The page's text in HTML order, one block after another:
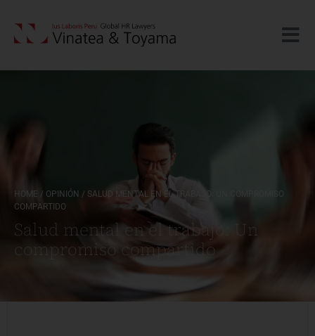
HOME / OPINIÓN / SALUD MENTAL EN EL TRABAJO: UN COMPROMISO
COMPARTIDO
Salud mental en el trabajo: Un
compromiso compartido